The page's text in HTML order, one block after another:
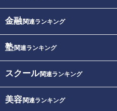
金融関連ランキング
塾関連ランキング
スクール関連ランキング
美容関連ランキング